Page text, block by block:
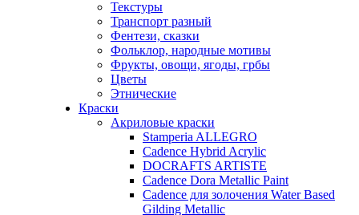
Текстуры
Транспорт разный
Фентези, сказки
Фольклор, народные мотивы
Фрукты, овощи, ягоды, грбы
Цветы
Этнические
Краски
Акриловые краски
Stamperia ALLEGRO
Cadence Hybrid Acrylic
DOCRAFTS ARTISTE
Cadence Dora Metallic Paint
Cadence для золочения Water Based
Gilding Metallic